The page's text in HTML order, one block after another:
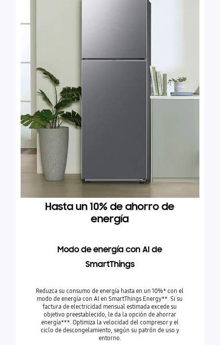
Hasta un 10% de ahorro de
energía
Modo de energía con AI de
SmartThings
Reduzca su consumo de energía hasta en un 10%* con el
modo de energía con AI en SmartThings Energy**. Si su
factura de electricidad mensual estimada excede su
objetivo preestablecido, le da la opción de ahorrar
energía***. Optimiza la velocidad del compresor y el
ciclo de descongelamiento, según su patrón de uso y
entorno.